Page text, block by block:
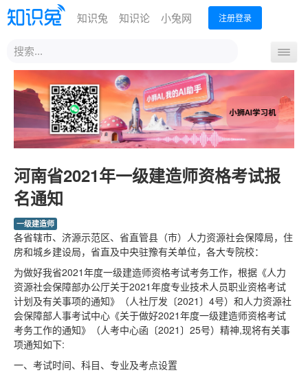
知识兔 知识论 小兔网 注册登录
站
内
索
导
航
关
首页
计算机考试
计算机一级
计算机二级
计算机三级
计算机四级
考试须知
成绩查询
证书查询
考点查询
证书直邮
会计考试
CPA报名
英语考试
英语四六级
考试报名
成绩查询
补办证明
合格证查询
教师资格认定
考试通知+报名
成绩查询
普通话考试
考试大纲
报名入口
建筑考试
一级建造师
考研 考公务员 小兔考试系统
河南省2021年一级建造师资格考试报
名通知
一级建造师
各省辖市、济源示范区、省直管县（市）人力资源社会保障局，住
房和城乡建设局，省直及中央驻豫有关单位，各大专院校：
为做好我省2021年度一级建造师资格考试考务工作，根据《人力
资源社会保障部办公厅关于2021年度专业技术人员职业资格考试
计划及有关事项的通知》（人社厅发〔2021〕4号）和人力资源社
会保障部人事考试中心《关于做好2021年度一级建造师资格考试
考务工作的通知》（人考中心函〔2021〕25号）精神,现将有关事
项通知如下:
一、考试时间、科目、专业及考点设置